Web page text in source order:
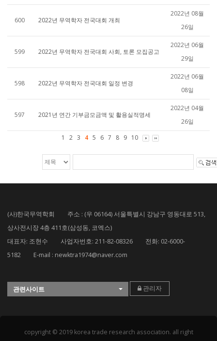
600 2022년 무역학자 전국대회 개최
2022년 08월
26일
599 2022년 무역학자 전국대회 사회, 토론 모집공고
2022년 06월
29일
598 2022년 무역학자 전국대회 일정 변경
2022년 06월
08일
597 2021년 연간 기부금모금액 및 활용실적명세
2022년 04월
26일
1
2 3 4 5 6 7 8 9 10
(사)한국무역학회 주소 : (우 06164) 서울특별시 강남구 영동대로 513,
상사전시장 4층 411호(삼성동, 코엑스)
대표자: 조현수 사업자번호: 211-82-08326 전화: 02-6000-
5182 E-mail : newktra1974@naver.com
관련사이트 관리자
copyright © 2019 korea trade research association. all right